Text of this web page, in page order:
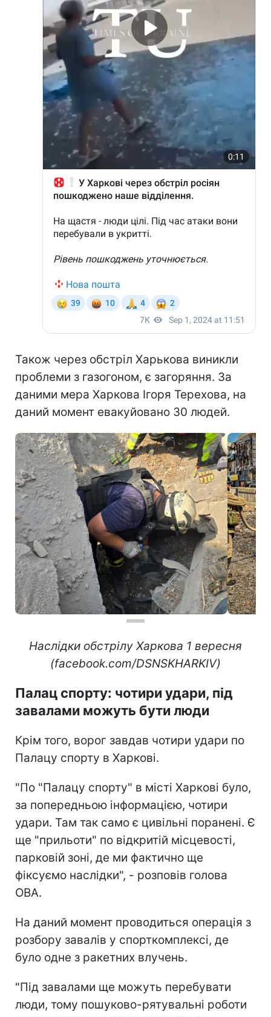
Також через обстріл Харькова виникли
проблеми з газогоном, є загоряння. За
даними мера Харкова Ігоря Терехова, на
даний момент евакуйовано 30 людей.
Наслідки обстрілу Харкова 1 вересня
(facebook.com/DSNSKHARKIV)
Палац спорту: чотири удари, під
завалами можуть бути люди
Крім того, ворог завдав чотири удари по
Палацу спорту в Харкові.
"По "Палацу спорту" в місті Харкові було,
за попередньою інформацією, чотири
удари. Там так само є цивільні поранені. Є
ще "прильоти" по відкритій місцевості,
парковій зоні, де ми фактично ще
фіксуємо наслідки", - розповів голова
ОВА.
На даний момент проводиться операція з
розбору завалів у спорткомплексі, де
було одне з ракетних влучень.
"Під завалами ще можуть перебувати
люди, тому пошуково-рятувальні роботи